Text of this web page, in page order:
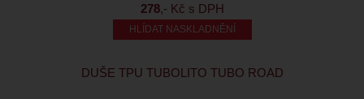
278,- Kč s DPH
HLÍDAT NASKLADNĚNÍ
DUŠE TPU TUBOLITO TUBO ROAD